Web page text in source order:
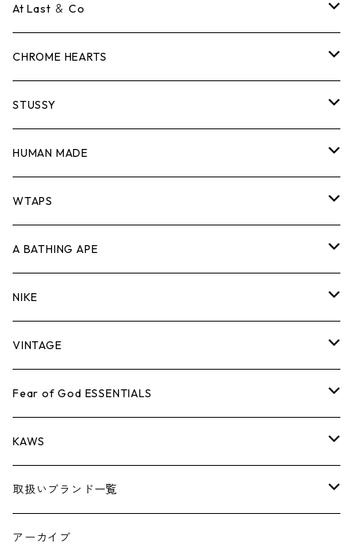
ロンTEE
スウェット/ニット
シャツ
ジャケット
パンツ
キャップ・ハット
バッグ
シューズ
小物
コラボレーション
×THE NORTH FACE
×COMME des GARCONS
シーズンアイテム
26SS
BOX LOGOアイテム
Tシャツ
ロンTEE
スウェット/ニット
シャツ
ジャケット
パンツ
キャップ・ハット
バッグ
シューズ
小物
At Last ＆ Co
Tシャツ
ロンTEE
スウェット/ニット
シャツ
ジャケット
パンツ
キャップ・ハット
バッグ
シューズ
小物
CHROME HEARTS
Tシャツ
ロンTEE
スウェット/ニット
シャツ
ジャケット
パンツ
キャップ・ハット
バッグ
シューズ
小物
STUSSY
Tシャツ
ロンTEE
スウェット/ニット
シャツ
ジャケット
パンツ
キャップ・ハット
バッグ
シューズ
HUMAN MADE
Tシャツ
ロンT
スウェット/ニット
シャツ
ジャケット
パンツ
キャップ
バッグ
WTAPS
Tシャツ
ロンTEE
スウェット/ニット
シャツ
ジャケット
パンツ
キャップ・ハット
A BATHING APE
Tシャツ
ロンTEE
スウェット/ニット
シャツ
ジャケット
パンツ
NIKE
シューズ
AIR JORDAN 1
AIR JORDAN 3
アパレル・小物
VINTAGE
Tシャツ
ロンTEE
スウェット/ニット
ジャケット
Fear of God ESSENTIALS
Tシャツ
ロンTEE
スウェット/ニット
KAWS
アパレル
小物
取扱いブランド一覧
A
アーカイブ